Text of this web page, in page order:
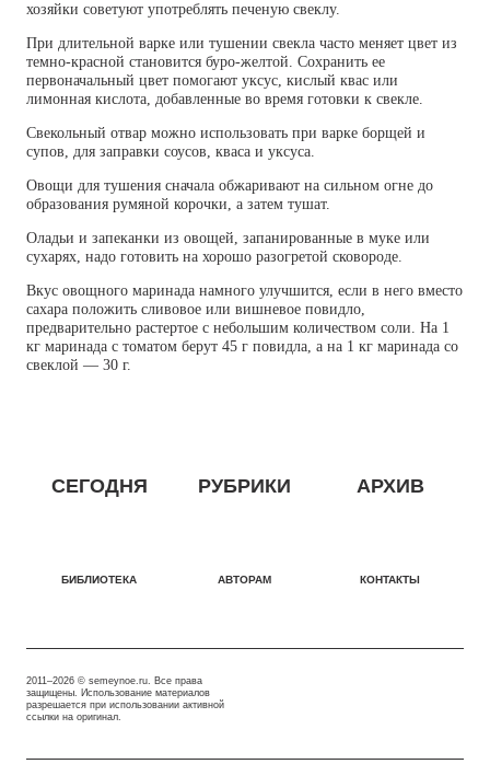
хозяйки советуют употреблять печеную свеклу.
При длительной варке или тушении свекла часто меняет цвет из
темно-красной становится буро-желтой. Сохранить ее
первоначальный цвет помогают уксус, кислый квас или
лимонная кислота, добавленные во время готовки к свекле.
Свекольный отвар можно использовать при варке борщей и
супов, для заправки соусов, кваса и уксуса.
Овощи для тушения сначала обжаривают на сильном огне до
образования румяной корочки, а затем тушат.
Оладьи и запеканки из овощей, запанированные в муке или
сухарях, надо готовить на хорошо разогретой сковороде.
Вкус овощного маринада намного улучшится, если в него вместо
сахара положить сливовое или вишневое повидло,
предварительно растертое с небольшим количеством соли. На 1
кг маринада с томатом берут 45 г повидла, а на 1 кг маринада со
свеклой — 30 г.
СЕГОДНЯ РУБРИКИ АРХИВ
БИБЛИОТЕКА АВТОРАМ КОНТАКТЫ
2011–2026 © semeynoe.ru. Все права
защищены. Использование материалов
разрешается при использовании активной
ссылки на оригинал.